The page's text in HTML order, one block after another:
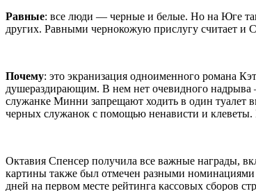
Равные: все люди — черные и белые. Но на Юге так
других. Равными чернокожую прислугу считает и
Почему: это экранизация одноименного романа
душераздирающим. В нем нет очевидного надрыва
служанке Минни запрещают ходить в один туалет
черных служанок с помощью ненависти и клеветы.
Октавия Спенсер получила все важные награды,
картины также был отмечен разными
дней на первом месте рейтинга кассовых сборов